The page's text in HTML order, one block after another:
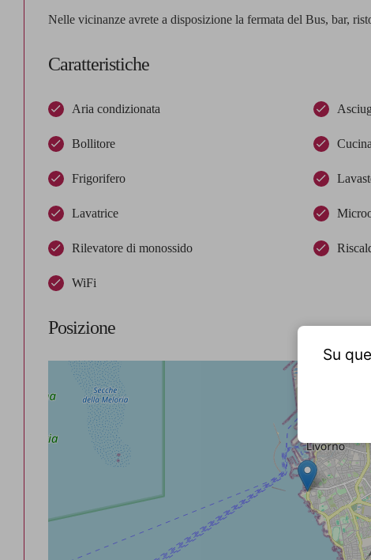
Nelle vicinanze avrete a disposizione la fermata del Bus, bar,
Caratteristiche
Aria condizionata
Bollitore Cucina
Frigorifero
Lavatrice
Rilevatore di monossido
WiFi
Posizione
Su